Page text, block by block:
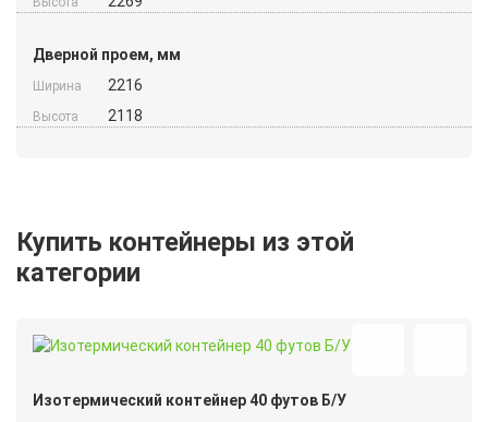
Дверной проем, мм
Ширина 2216
Высота 2118
Купить контейнеры из этой
категории
Изотермический контейнер 40 футов Б/У